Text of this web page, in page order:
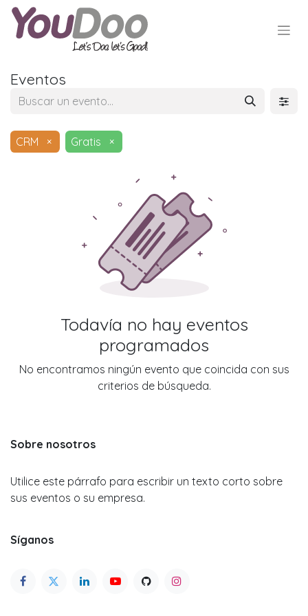
Eventos
CRM × Gratis ×
Todavía no hay eventos
programados
No encontramos ningún evento que coincida con sus
criterios de búsqueda.
Sobre nosotros
Utilice este párrafo para escribir un texto corto sobre
sus eventos o su empresa.
Síganos